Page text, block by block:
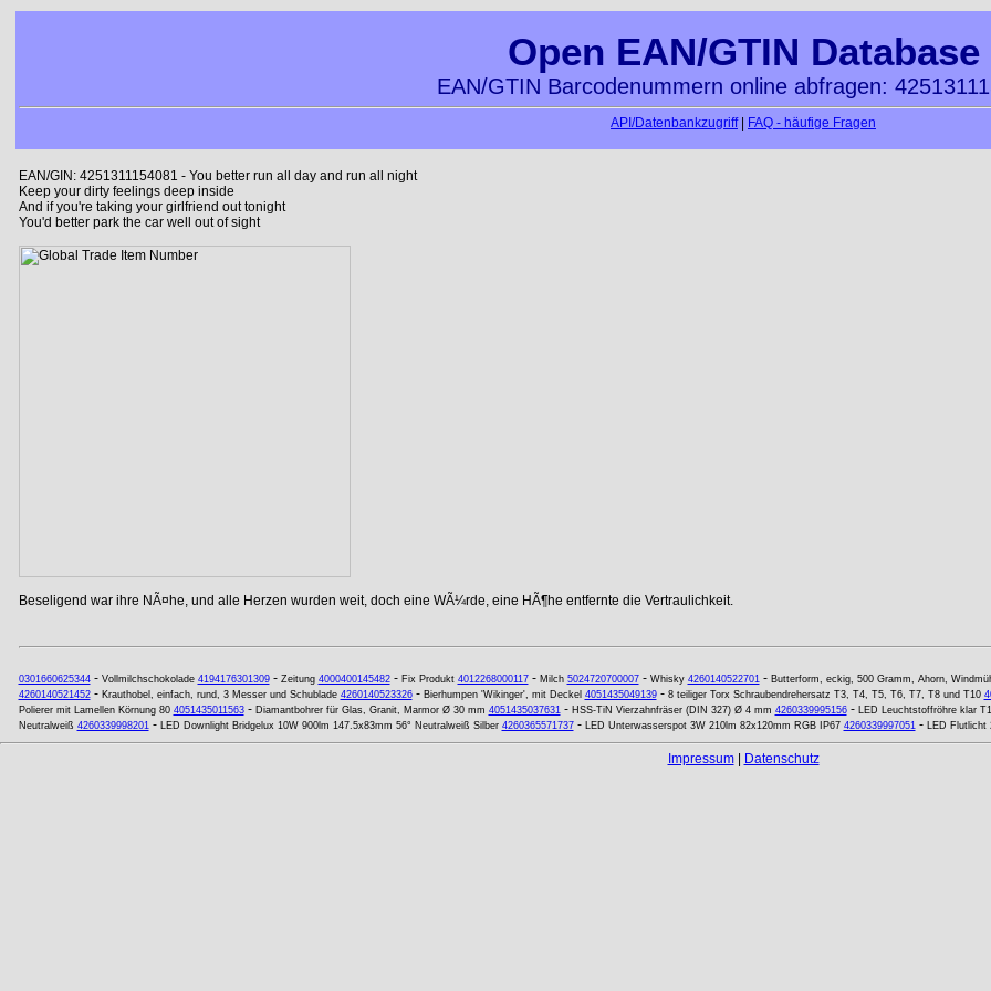
Open EAN/GTIN Database
EAN/GTIN Barcodenummern online abfragen:
API/Datenbankzugriff| FAQ - häufige Fragen
EAN/GIN: 4251311154081 - You better run all day and run all night
Keep your dirty feelings deep inside
And if you're taking your girlfriend out tonight
You'd better park the car well out of sight
Beseligend war ihre NÃ¤he, und alle Herzen wurden weit, doch eine WÃ¼rde, eine HÃ¶he entfernte die Vertraulichkeit.
0301660625344- Vollmilchschokolade 4194176301309- Zeitung 4000400145482- Fix Produkt 4012268000117- Milch 5024720700007- Whisky 4260140522701- Butterform, eckig, 500 Gramm, Ahorn,
4260140521452- Krauthobel, einfach, rund, 3 Messer und Schublade 4260140523326- Bierhumpen 'Wikinger', mit Deckel 4051435049139- 8 teiliger Torx Schraubendrehersatz T3, T4, T5, T6, T7, T8 und T10
Polierer mit Lamellen Körnung 80 4051435011563- Diamantbohrer für Glas, Granit, Marmor Ø 30 mm 4051435037631- HSS-TiN Vierzahnfräser (DIN 327) Ø 4 mm 4260339995156- LED Leuchtstoffröhre klar
Neutralweiß 4260339998201- LED Downlight Bridgelux 10W 900lm 147.5x83mm 56° Neutralweiß Silber 4260365571737- LED Unterwasserspot 3W 210lm 82x120mm RGB IP67 4260339997051- LED Flutlicht
Impressum| Datenschutz